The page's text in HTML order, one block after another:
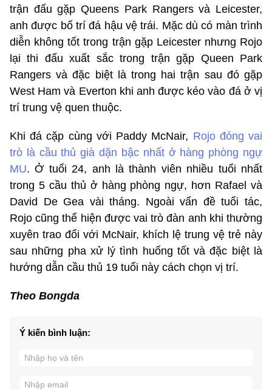
trận đấu gặp Queens Park Rangers và Leicester,
anh được bố trí đá hậu vệ trái. Mặc dù có màn trình
diễn không tốt trong trận gặp Leicester nhưng Rojo
lại thi đấu xuất sắc trong trận gặp Queen Park
Rangers và đặc biệt là trong hai trận sau đó gặp
West Ham và Everton khi anh được kéo vào đá ở vị
trí trung vệ quen thuộc.
Khi đá cặp cùng với Paddy McNair, Rojo đóng vai
trò là cầu thủ già dặn bậc nhất ở hàng phòng ngự
MU. Ở tuổi 24, anh là thành viên nhiều tuổi nhất
trong 5 cầu thủ ở hàng phòng ngự, hơn Rafael và
David De Gea vài tháng. Ngoài vấn đề tuổi tác,
Rojo cũng thể hiện được vai trò đàn anh khi thường
xuyên trao đổi với McNair, khích lệ trung vệ trẻ này
sau những pha xử lý tình huống tốt và đặc biệt là
hướng dẫn cầu thủ 19 tuổi này cách chọn vị trí.
Theo Bongda
Ý kiến bình luận: